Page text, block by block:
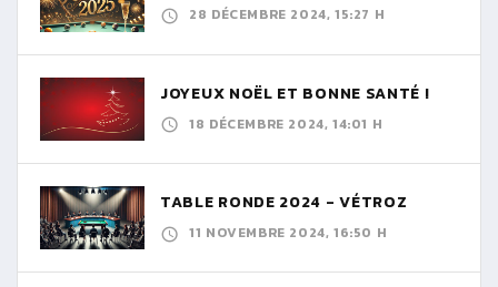
28 DÉCEMBRE 2024, 15:27 H
JOYEUX NOËL ET BONNE SANTÉ !
18 DÉCEMBRE 2024, 14:01 H
TABLE RONDE 2024 - VÉTROZ
11 NOVEMBRE 2024, 16:50 H